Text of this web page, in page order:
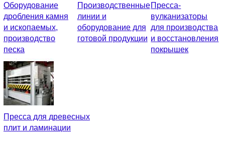
Оборудование
дробления камня
и ископаемых,
производство
песка
Производственные
линии и
оборудование для
готовой продукции
Пресса-
вулканизаторы
для производства
и восстановления
покрышек
Пресса для древесных
плит и ламинации